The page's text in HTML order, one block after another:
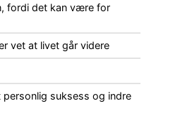
fordi det kan være for
vet at livet går videre
suksess og indre